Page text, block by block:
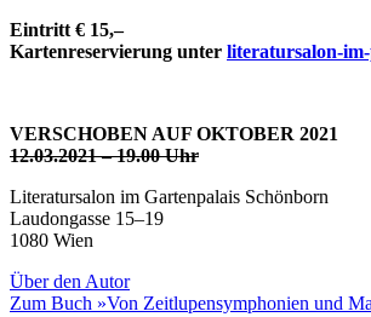
Eintritt € 15,–
Kartenreservierung unter literatursalon-
VERSCHOBEN AUF OKTOBER 2021
12.03.2021 – 19.00 Uhr
Literatursalon im Gartenpalais Schönborn
Laudongasse 15–19
1080 Wien
Über den Autor
Zum Buch »Von Zeitlupensymphonien und